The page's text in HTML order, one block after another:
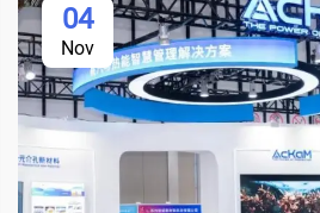
04
Nov